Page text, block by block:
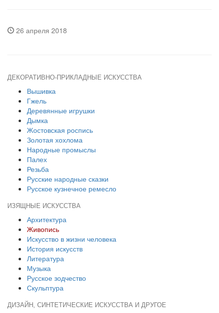
26 апреля 2018
ДЕКОРАТИВНО-ПРИКЛАДНЫЕ ИСКУССТВА
Вышивка
Гжель
Деревянные игрушки
Дымка
Жостовская роспись
Золотая хохлома
Народные промыслы
Палех
Резьба
Русские народные сказки
Русское кузнечное ремесло
ИЗЯЩНЫЕ ИСКУССТВА
Архитектура
Живопись
Искусство в жизни человека
История искусств
Литература
Музыка
Русское зодчество
Скульптура
ДИЗАЙН, СИНТЕТИЧЕСКИЕ ИСКУССТВА И ДРУГОЕ